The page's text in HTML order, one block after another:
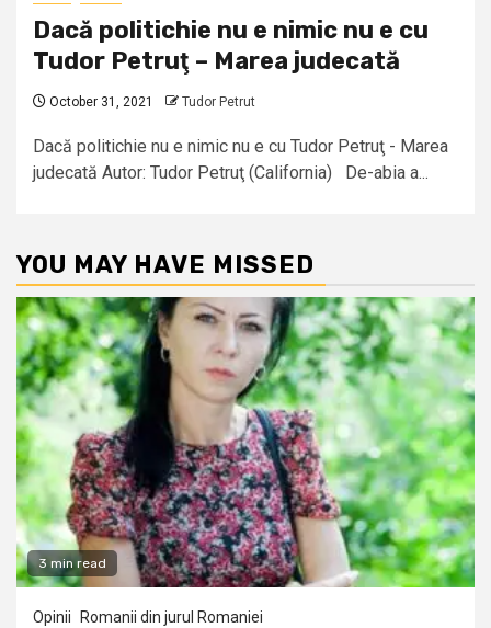
Dacă politichie nu e nimic nu e cu
Tudor Petruţ – Marea judecată
October 31, 2021 Tudor Petrut
Dacă politichie nu e nimic nu e cu Tudor Petruţ - Marea
judecată Autor: Tudor Petruţ (California) De-abia a...
YOU MAY HAVE MISSED
3 min read
Opinii Romanii din jurul Romaniei